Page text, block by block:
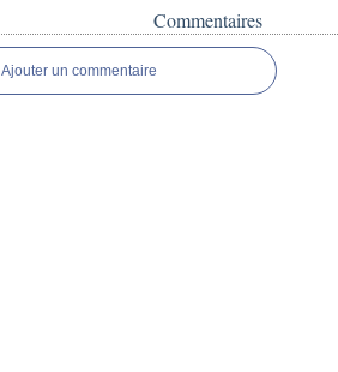
Commentaires
Ajouter un commentaire